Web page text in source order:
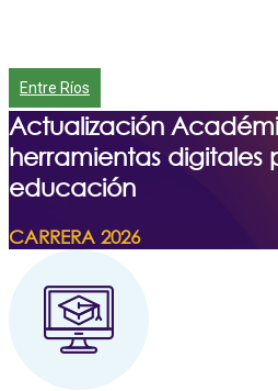
Entre Ríos
Actualización
herramientas digitales
educación
CARRERA 2026